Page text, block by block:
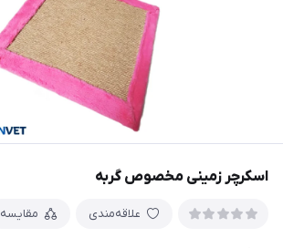
اسکرچر زمینی مخصوص گربه
علاقه‌مندی مقایسه